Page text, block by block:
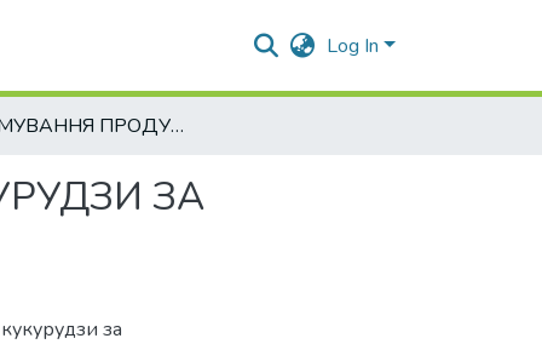
Log In
ФОРМУВАННЯ ПРОДУКТИВНОСТІ ГІБРИДІВ КУКУРУДЗИ ЗА ГРУПАМИ СТИГЛОСТІ
ЗА
за